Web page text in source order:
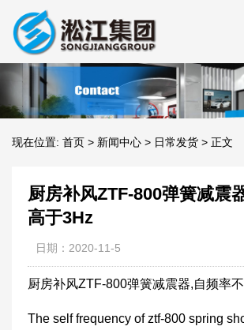
现在位置: 首页 > 新闻中心 > 日常发货 > 正文
厨房补风ZTF-800弹簧减震
高于3Hz
日期：2020-11-5
厨房补风ZTF-800弹簧减震器,自频率
The self frequency of ztf-800 spring